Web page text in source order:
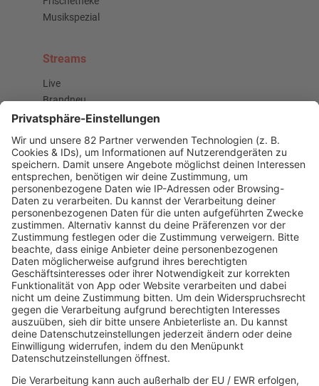
Musikspezial
Streams
Live
Brandneu
Buzz Beat Boutique
Country
Chartbuster der Woche
Der beste Rockpop reloaded
Deutsch
Deutschrap Klassiker
EDM Dancefloor
Good Vibes
I Love Hamburg
Mallorca Party
Mitsingen
Top 100 Deutschrap
Top 100 Dance
Top 100 Party
Sommer
Unplugged
TikTok Hittracks